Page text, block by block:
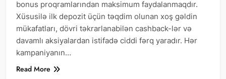
bonus proqramlarından maksimum faydalanmaqdır.
Xüsusilə ilk depozit üçün təqdim olunan xoş gəldin
mükafatları, dövri təkrarlanabilən cashback-lər və
davamlı aksiyalardan istifadə ciddi fərq yaradır. Hər
kampaniyanın…
Read More